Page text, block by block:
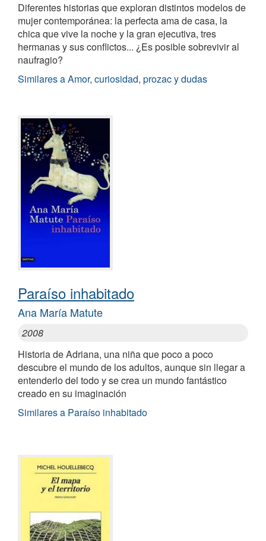
Diferentes historias que exploran distintos modelos de
mujer contemporánea: la perfecta ama de casa, la
chica que vive la noche y la gran ejecutiva, tres
hermanas y sus conflictos... ¿Es posible sobrevivir al
naufragio?
Similares a Amor, curiosidad, prozac y dudas
Paraíso inhabitado
Ana María Matute
2008
Historia de Adriana, una niña que poco a poco
descubre el mundo de los adultos, aunque sin llegar a
entenderlo del todo y se crea un mundo fantástico
creado en su imaginación
Similares a Paraíso inhabitado